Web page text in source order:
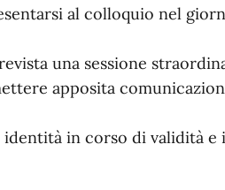
al colloquio nel
una sessione
apposita
in corso di validità e